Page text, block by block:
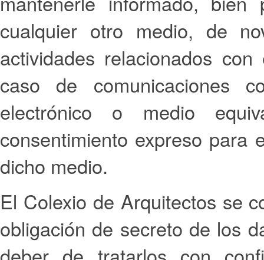
cualquier otro medio, de
actividades relacionados
caso de comunicaciones
electrónico o medio
consentimiento expreso para
dicho medio.
El Colexio de Arquitectos se
obligación de secreto de los